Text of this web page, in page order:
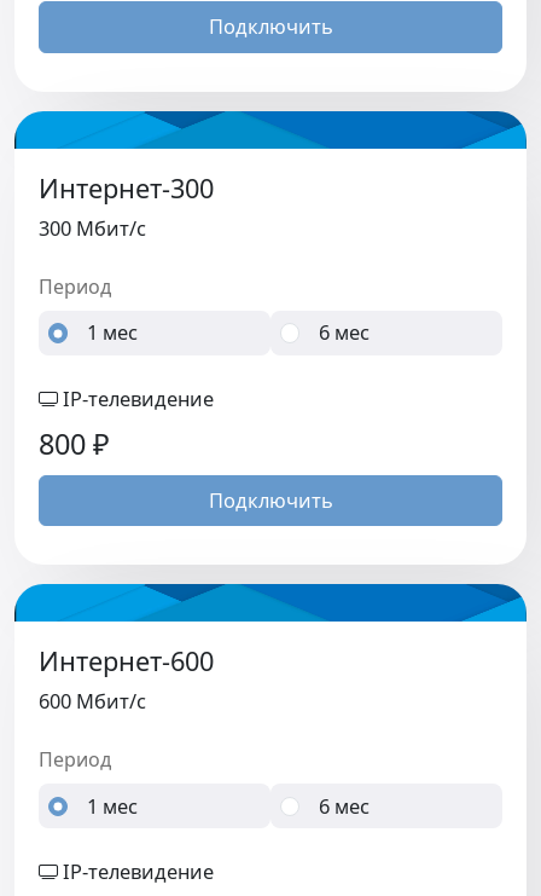
Подключить
Интернет-300
300 Мбит/c
Период
1 мес 6 мес
IP-телевидение
800₽
Подключить
Интернет-600
600 Мбит/c
Период
1 мес 6 мес
IP-телевидение